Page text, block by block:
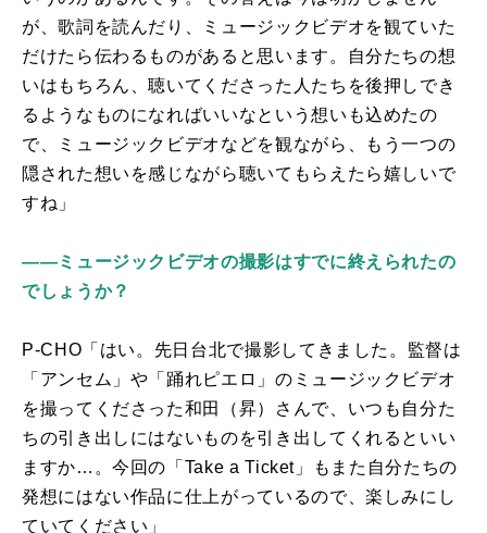
が、歌詞を読んだり、ミュージックビデオを観ていた
だけたら伝わるものがあると思います。自分たちの想
いはもちろん、聴いてくださった人たちを後押しでき
るようなものになればいいなという想いも込めたの
で、ミュージックビデオなどを観ながら、もう一つの
隠された想いを感じながら聴いてもらえたら嬉しいで
すね」
――ミュージックビデオの撮影はすでに終えられたの
でしょうか？
P-CHO「はい。先日台北で撮影してきました。監督は
「アンセム」や「踊れピエロ」のミュージックビデオ
を撮ってくださった和田（昇）さんで、いつも自分た
ちの引き出しにはないものを引き出してくれるといい
ますか…。今回の「 Take a Ticket 」もまた自分たちの
発想にはない作品に仕上がっているので、楽しみにし
ていてください」